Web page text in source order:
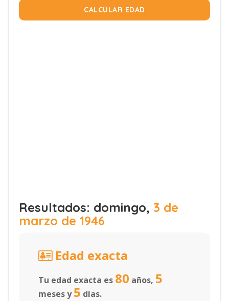
CALCULAR EDAD
Resultados: domingo, 3 de
marzo de 1946
Edad exacta
Tu edad exacta es 80 años, 5
meses y5 días.